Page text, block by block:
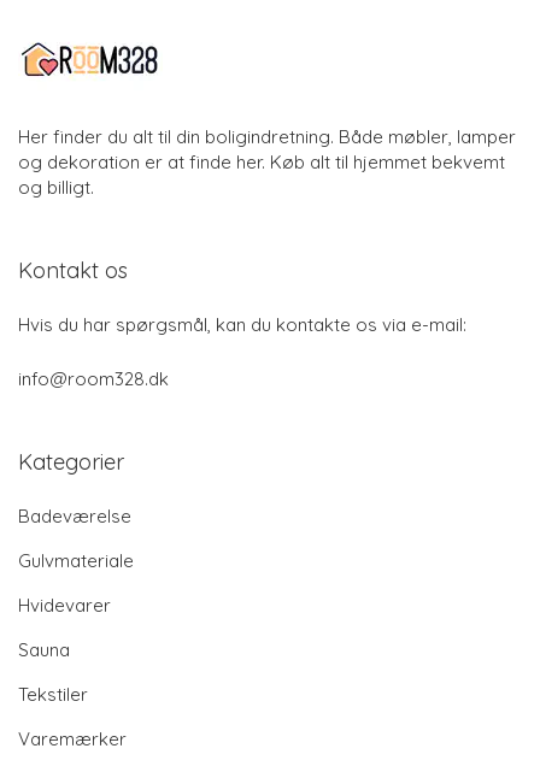
Her finder du alt til din boligindretning. Både møbler, lamper
og dekoration er at finde her. Køb alt til hjemmet bekvemt
og billigt.
Kontakt os
Hvis du har spørgsmål, kan du kontakte os via e-mail:
info@room328.dk
Kategorier
Badeværelse
Gulvmateriale
Hvidevarer
Sauna
Tekstiler
Varemærker